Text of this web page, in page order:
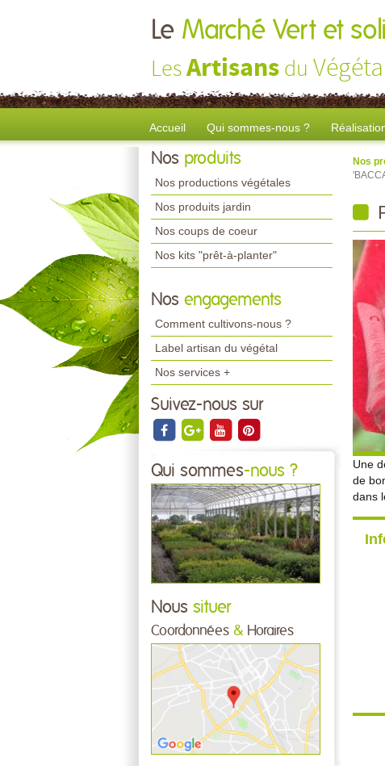
Le Marché Vert et
LesArtisans du
Accueil Qui sommes-nous ?
Nos produits
Nos productions végétales
Nos produits jardin
Nos coups de coeur
Nos kits "prêt-à-planter"
Nos engagements
Comment cultivons-nous ?
Label artisan du végétal
Nos services +
Suivez-nous sur
Qui sommes-nous ?
Nous situer
Coordonnées & Horaires
Nos
Une
de
dans